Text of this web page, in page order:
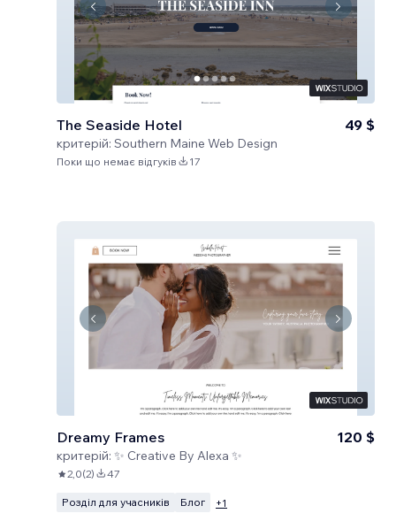
The Seaside Hotel
критерій: Southern Maine Web Design
49 $
Поки що немає відгуків 17
Dreamy Frames
критерій: ✨ Creative By Alexa ✨
120 $
2,0(2) 47
Розділ для учасників Блог +1